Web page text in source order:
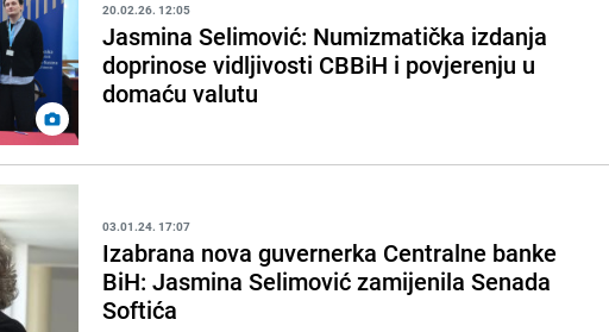
20.02.26. 12:05
Jasmina Selimović: Numizmatička izdanja
doprinose vidljivosti CBBiH i povjerenju u
domaću valutu
03.01.24. 17:07
Izabrana nova guvernerka Centralne banke
BiH: Jasmina Selimović zamijenila Senada
Softića